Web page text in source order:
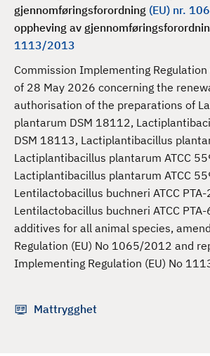
gjennomføringsforordning (EU) nr.
oppheving av
1113/2013
Commission Implementing
of 28 May 2026 concerning the
authorisation of the preparations of
plantarum DSM 18112,
DSM 18113, Lactiplantibacillus
Lactiplantibacillus plantarum ATCC
Lactiplantibacillus plantarum ATCC
Lentilactobacillus buchneri ATCC
Lentilactobacillus buchneri ATCC
additives for all animal species,
Regulation (EU) No 1065/2012 and
Implementing Regulation (EU) No
Mattrygghet